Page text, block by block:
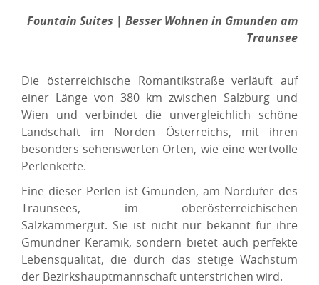
Fountain Suites | Besser Wohnen in Gmunden am
Traunsee
Die österreichische Romantikstraße verläuft auf
einer Länge von 380 km zwischen Salzburg und
Wien und verbindet die unvergleichlich schöne
Landschaft im Norden Österreichs, mit ihren
besonders sehenswerten Orten, wie eine wertvolle
Perlenkette.
Eine dieser Perlen ist Gmunden, am Nordufer des
Traunsees, im oberösterreichischen
Salzkammergut. Sie ist nicht nur bekannt für ihre
Gmundner Keramik, sondern bietet auch perfekte
Lebensqualität, die durch das stetige Wachstum
der Bezirkshauptmannschaft unterstrichen wird.